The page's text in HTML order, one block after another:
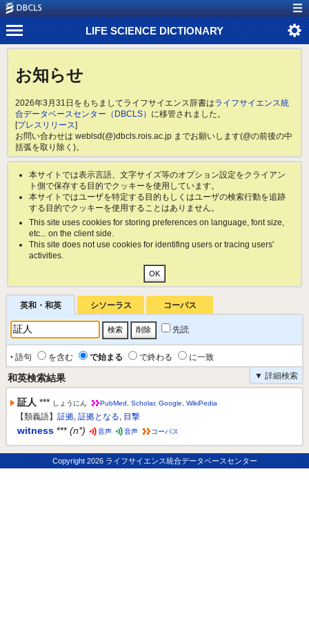
LIFE SCIENCE DICTIONARY
お知らせ
2026年3月31日をもちましてライフサイエンス辞書はライフサイエンス統
合データベースセンター（DBCLS） に移管されました。
[プレスリリース]
お問い合わせは weblsd(@)dbcls.rois.ac.jp までお願いします(@の前後の中
括弧を取り除く)。
本サイトでは表示言語、文字サイズ等のオプション設定をクライアン
ト側で保存する目的でクッキーを使用しています。
本サイトではユーザを特定する目的もしくはユーザの検索行動を追跡
する目的でクッキーを使用することはありません。
This site uses cookies for storing preferences on language, font size,
etc... on the client side.
This site does not use cookies for identifing users or tracing users'
activities.
英和・和英 シソーラス コーパス
先読
‣ 語句 を含む で始まる で終わる
に一致
▼ 詳細検索
和英検索結果
証人 *** しょうにん PubMed Scholar, Google WikiPedia
【類義語】 証拠, 証拠となる, 目撃
witness *** (n*) 音声 音声 コーパス
Copyright2026 ライフサイエンス統合データベースセンター